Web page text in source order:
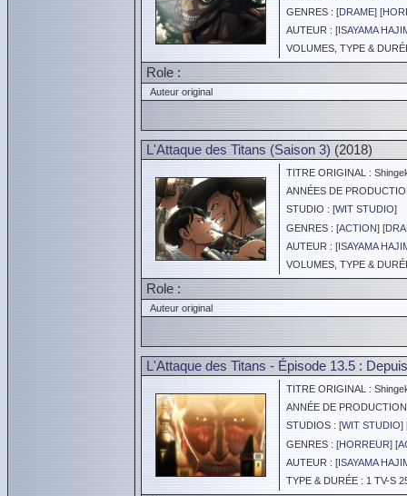
GENRES : [DRAME] [
AUTEUR : [ISAYAMA
VOLUMES, TYPE &
Role :
Auteur original
L'Attaque des Titans (Saison 3) (2018)
TITRE ORIGINAL :
ANNÉES DE
STUDIO : [WIT STUDIO]
GENRES : [ACTION] [
AUTEUR : [ISAYAMA
VOLUMES, TYPE &
Role :
Auteur original
L'Attaque des Titans - Épisode 13.5 :
TITRE ORIGINAL :
ANNÉE DE
STUDIOS : [WIT STUDIO]
GENRES : [HORREUR] [
AUTEUR : [ISAYAMA
TYPE & DURÉE : 1 TV-S